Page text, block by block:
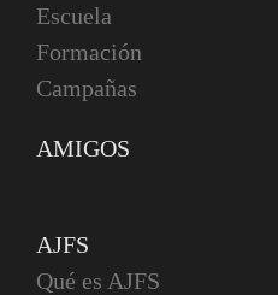
Escuela
Formación
Campañas
AMIGOS
AJFS
Qué es AJFS